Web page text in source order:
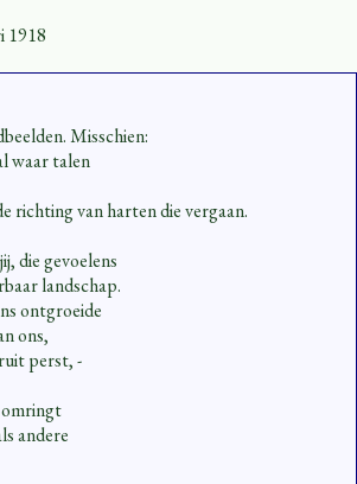
1918
Misschien:
waar talen
richting van harten die vergaan.
die gevoelens
landschap.
ontgroeide
ons,
perst, -
omringt
andere